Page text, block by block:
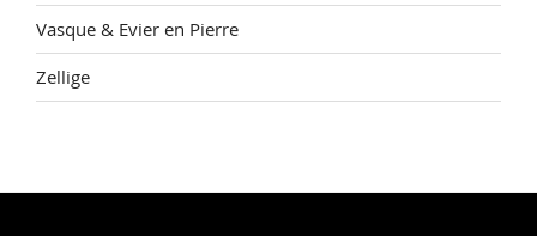
Vasque & Evier en Pierre
Zellige